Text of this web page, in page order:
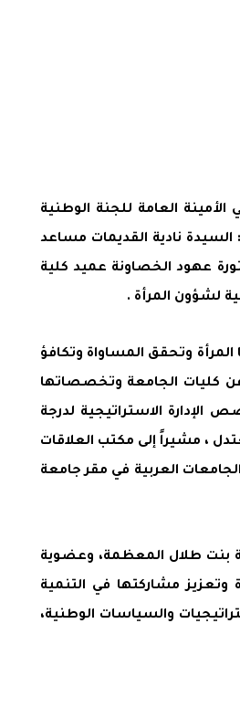
العامة للجنة الوطنية
نادية القديمات مساعد
عهود الخصاونة عميد كلية
لشؤون المرأة .
وتحقق المساواة وتكافؤ
عن كليات الجامعة وتخصصاتها
الاستراتيجية لدرجة
، مشيراً إلى مكتب العلاقات
العربية في مقر جامعة
المرأة، التي تأسست عام 1992، برئاسة سمو الأميرة بسمة بنت طلال المعظمة، وعضوية
وتعزيز مشاركتها في التنمية
والسياسات الوطنية،